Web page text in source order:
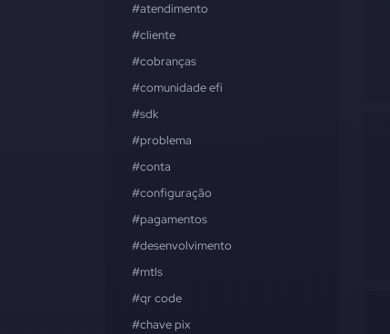
#atendimento
#cliente
#cobranças
#comunidade efí
#sdk
#problema
#conta
#configuração
#pagamentos
#desenvolvimento
#mtls
#qr code
#chave pix